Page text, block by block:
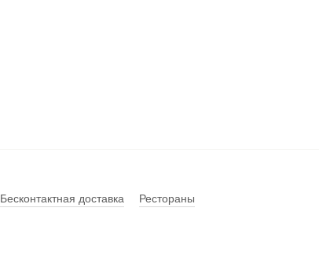
Бесконтактная доставка
Рестораны